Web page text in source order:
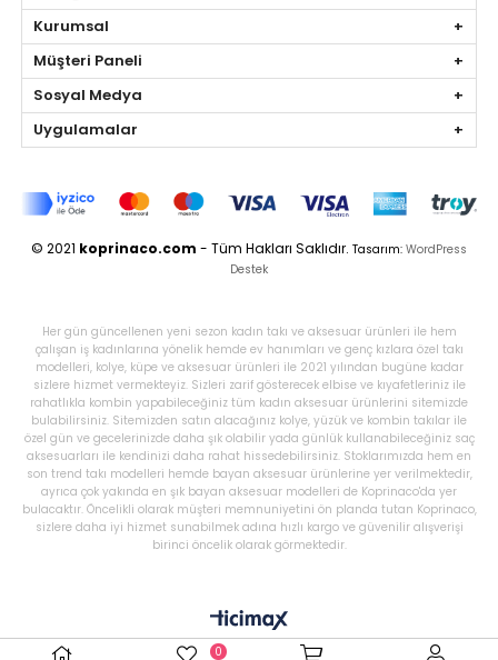
Kurumsal
Müşteri Paneli
Sosyal Medya
Uygulamalar
© 2021 koprinaco.com - Tüm Hakları Saklıdır. Tasarım: WordPress
Destek
Her gün güncellenen yeni sezon kadın takı ve aksesuar ürünleri ile hem
çalışan iş kadınlarına yönelik hemde ev hanımları ve genç kızlara özel takı
modelleri, kolye, küpe ve aksesuar ürünleri ile 2021 yılından bugüne kadar
sizlere hizmet vermekteyiz. Sizleri zarif gösterecek elbise ve kıyafetleriniz ile
rahatlıkla kombin yapabileceğiniz tüm kadın aksesuar ürünlerini sitemizde
bulabilirsiniz. Sitemizden satın alacağınız kolye, yüzük ve kombin takılar ile
özel gün ve gecelerinizde daha şık olabilir yada günlük kullanabileceğiniz saç
aksesuarları ile kendinizi daha rahat hissedebilirsiniz. Stoklarımızda hem en
son trend takı modelleri hemde bayan aksesuar ürünlerine yer verilmektedir,
ayrıca çok yakında en şık bayan aksesuar modelleri de Koprinaco'da yer
bulacaktır. Öncelikli olarak müşteri memnuniyetini ön planda tutan Koprinaco,
sizlere daha iyi hizmet sunabilmek adına hızlı kargo ve güvenilir alışverişi
birinci öncelik olarak görmektedir.
0